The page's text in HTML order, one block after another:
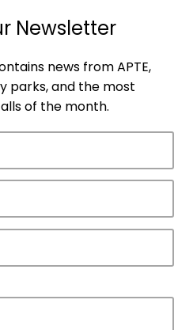
that drive
Newsletter
news from APTE,
parks, and the most
of the month.